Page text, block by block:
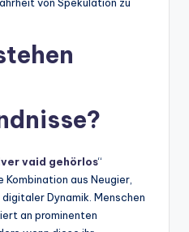
vaid gehörlos“
aus Neugier,
Dynamik. Menschen
an prominenten